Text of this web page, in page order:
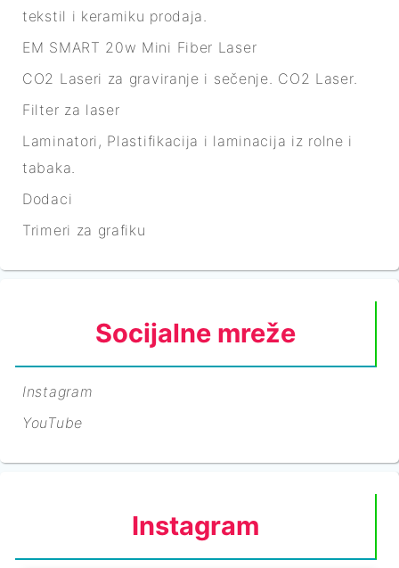
tekstil i keramiku prodaja.
EM SMART 20w Mini Fiber Laser
CO2 Laseri za graviranje i sečenje. CO2 Laser.
Filter za laser
Laminatori, Plastifikacija i laminacija iz rolne i
tabaka.
Dodaci
Trimeri za grafiku
Socijalne mreže
Instagram
YouTube
Instagram